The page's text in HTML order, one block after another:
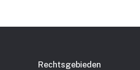
Rechtsgebieden